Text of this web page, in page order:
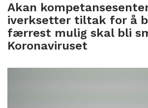
Akan
iverksetter tiltak for å
færrest mulig skal bli
Koronaviruset